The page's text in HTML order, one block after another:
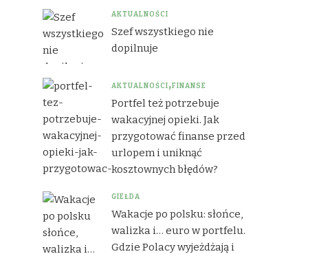
AKTUALNOŚCI
Szef wszystkiego nie
dopilnuje
AKTUALNOŚCI FINANSE
Portfel też potrzebuje
wakacyjnej opieki. Jak
przygotować finanse przed
urlopem i uniknąć
kosztownych błędów?
GIEŁDA
Wakacje po polsku: słońce,
walizka i… euro w portfelu.
Gdzie Polacy wyjeżdżają i